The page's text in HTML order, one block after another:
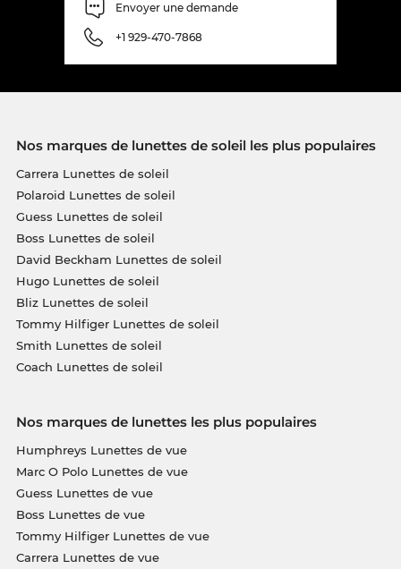
Envoyer une demande
+1 929-470-7868
Nos marques de lunettes de soleil les plus populaires
Carrera Lunettes de soleil
Polaroid Lunettes de soleil
Guess Lunettes de soleil
Boss Lunettes de soleil
David Beckham Lunettes de soleil
Hugo Lunettes de soleil
Bliz Lunettes de soleil
Tommy Hilfiger Lunettes de soleil
Smith Lunettes de soleil
Coach Lunettes de soleil
Nos marques de lunettes les plus populaires
Humphreys Lunettes de vue
Marc O Polo Lunettes de vue
Guess Lunettes de vue
Boss Lunettes de vue
Tommy Hilfiger Lunettes de vue
Carrera Lunettes de vue